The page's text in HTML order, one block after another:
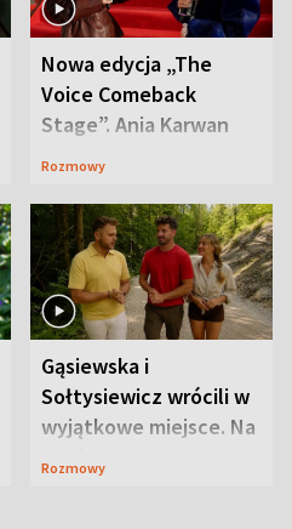
Nowa edycja „The
Voice Comeback
Stage”. Ania Karwan
zapowiada
Rozmowy
Gąsiewska i
Sołtysiewicz wrócili w
wyjątkowe miejsce. Na
szlaku czekał
Rozmowy